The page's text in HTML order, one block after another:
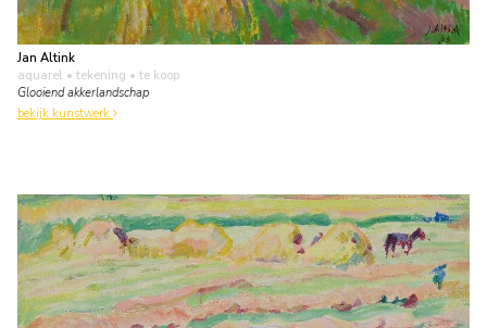
Jan Altink
aquarel • tekening • te koop
Glooiend akkerlandschap
bekijk kunstwerk